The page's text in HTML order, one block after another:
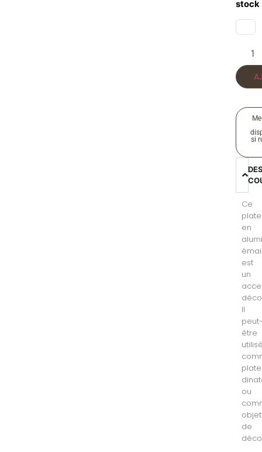
stock
si
Ce
en
est
un
Il
être
ou
objet
de